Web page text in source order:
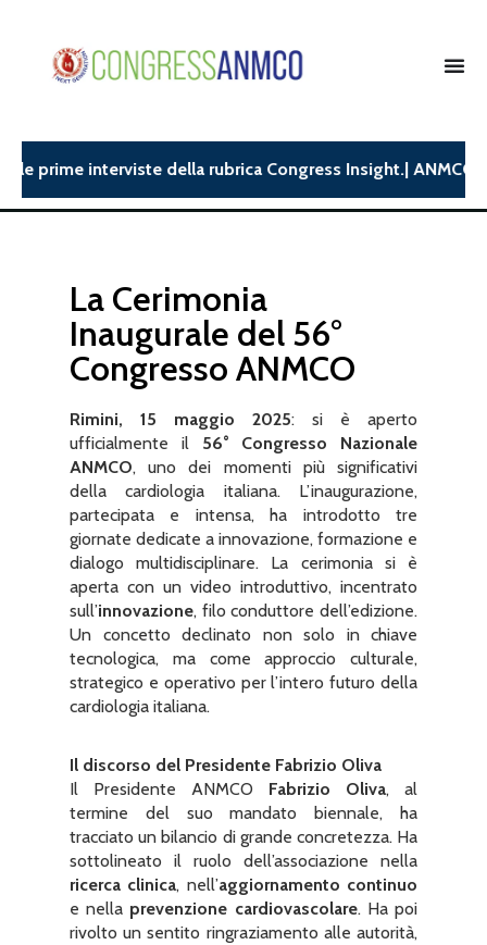
interviste della rubrica Congress Insight.| ANMCO26:
La Cerimonia
Inaugurale del 56°
Congresso ANMCO
Rimini, 15 maggio 2025: si è aperto
ufficialmente il 56° Congresso Nazionale
ANMCO, uno dei momenti più significativi
della cardiologia italiana. L’inaugurazione,
partecipata e intensa, ha introdotto tre
giornate dedicate a innovazione, formazione e
dialogo multidisciplinare. La cerimonia si è
aperta con un video introduttivo, incentrato
sull’innovazione, filo conduttore dell’edizione.
Un concetto declinato non solo in chiave
tecnologica, ma come approccio culturale,
strategico e operativo per l’intero futuro della
cardiologia italiana.
Il discorso del Presidente Fabrizio Oliva
Il Presidente ANMCO Fabrizio Oliva, al
termine del suo mandato biennale, ha
tracciato un bilancio di grande concretezza. Ha
sottolineato il ruolo dell’associazione nella
ricerca clinica, nell’aggiornamento continuo
e nella prevenzione cardiovascolare. Ha poi
rivolto un sentito ringraziamento alle autorità,